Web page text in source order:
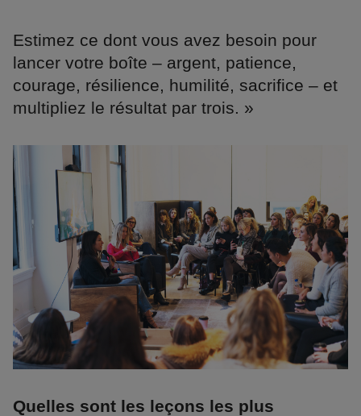
Estimez ce dont vous avez besoin pour
lancer votre boîte – argent, patience,
courage, résilience, humilité, sacrifice – et
multipliez le résultat par trois. »
Quelles sont les leçons les plus